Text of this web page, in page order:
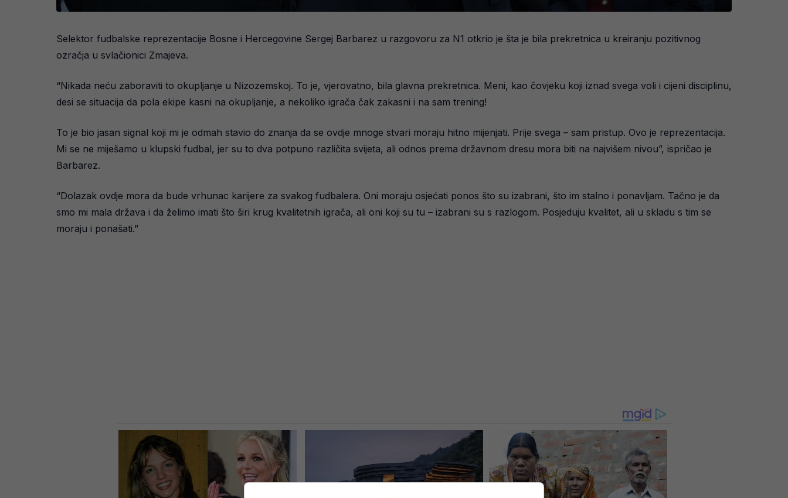
Selektor fudbalske reprezentacije Bosne i Hercegovine Sergej Barbarez u razgovoru za N1 otkrio je šta je bila prekretnica u kreiranju pozitivnog
ozračja u svlačionici Zmajeva.
“Nikada neću zaboraviti to okupljanje u Nizozemskoj. To je, vjerovatno, bila glavna prekretnica. Meni, kao čovjeku koji iznad svega voli i cijeni disciplinu,
desi se situacija da pola ekipe kasni na okupljanje, a nekoliko igrača čak zakasni i na sam trening!
To je bio jasan signal koji mi je odmah stavio do znanja da se ovdje mnoge stvari moraju hitno mijenjati. Prije svega – sam pristup. Ovo je reprezentacija.
Mi se ne miješamo u klupski fudbal, jer su to dva potpuno različita svijeta, ali odnos prema državnom dresu mora biti na najvišem nivou”, ispričao je
Barbarez.
“Dolazak ovdje mora da bude vrhunac karijere za svakog fudbalera. Oni moraju osjećati ponos što su izabrani, što im stalno i ponavljam. Tačno je da
smo mi mala država i da želimo imati što širi krug kvalitetnih igrača, ali oni koji su tu – izabrani su s razlogom. Posjeduju kvalitet, ali u skladu s tim se
moraju i ponašati.”